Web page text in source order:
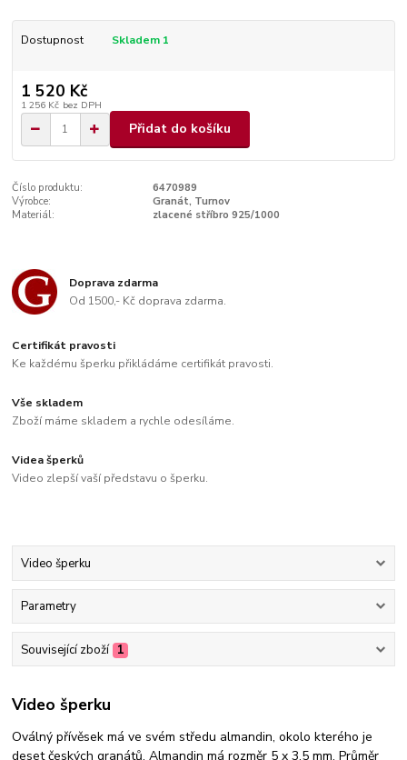
Dostupnost Skladem 1
1 520 Kč
1 256 Kč bez DPH
Přidat do košíku
Číslo produktu:
6470989
Výrobce:
Granát, Turnov
Materiál:
zlacené stříbro 925/1000
Doprava zdarma
Od 1500,- Kč doprava zdarma.
Certifikát pravosti
Ke každému šperku přikládáme certifikát pravosti.
Vše skladem
Zboží máme skladem a rychle odesíláme.
Videa šperků
Video zlepší vaší představu o šperku.
Video šperku
Parametry
Související zboží 1
Video šperku
Oválný přívěsek má ve svém středu almandin, okolo kterého je
deset českých granátů. Almandin má rozměr 5 x 3,5 mm. Průměr